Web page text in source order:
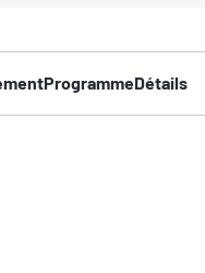
ProgrammeDétails